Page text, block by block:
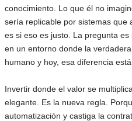
conocimiento. Lo que él no
sería replicable por sistemas que
es si eso es justo. La pregunta
en un entorno donde la
humano y hoy, esa diferencia
Invertir donde el valor se
elegante. Es la nueva regla.
automatización y castiga la